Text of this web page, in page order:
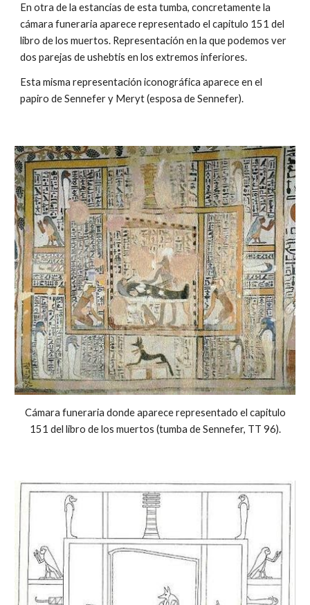
En otra de la estancias de esta tumba, concretamente la
cámara funeraria aparece representado el capitulo 151 del
libro de los muertos. Representación en la que podemos ver
dos parejas de ushebtis en los extremos inferiores.
Esta misma representación iconográfica aparece en el
papiro de Sennefer y Meryt (esposa de Sennefer).
Cámara funeraria donde aparece representado el capitulo
151 del libro de los muertos (tumba de Sennefer, TT 96).